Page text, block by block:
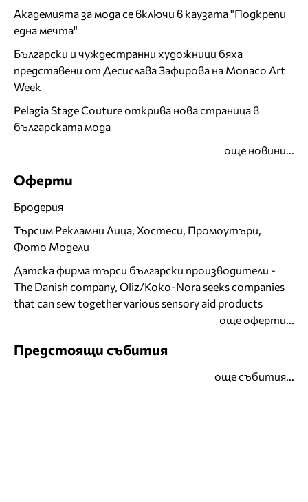
Академията за мода се включи в каузата "Подкрепи
една мечта"
Български и чуждестранни художници бяха
представени от Десислава Зафирова на Monaco Art
Week
Pelagia Stage Couture открива нова страница в
българската мода
още новини...
Оферти
Бродерия
Търсим Рекламни Лица, Хостеси, Промоутъри,
Фото Модели
Датска фирма търси български производители -
The Danish company, Oliz/Koko-Nora seeks companies
that can sew together various sensory aid products
още оферти...
Предстоящи събития
още събития...